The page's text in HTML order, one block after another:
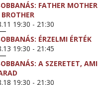
FATHER MOTHER
BROTHER
19:30 - 21:30
ÉRZELMI ÉRTÉK
19:30 - 21:45
A SZERETET, AMI
19:30 - 21:30